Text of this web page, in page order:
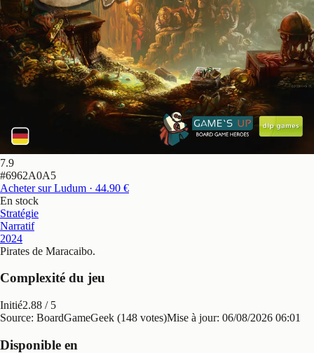
7.9
#6962A0A5
Acheter sur Ludum · 44.90 €
En stock
Stratégie
Narratif
2024
Pirates de Maracaibo.
Complexité du jeu
Initié2.88 / 5
Source: BoardGameGeek (148 votes)Mise à jour: 06/08/2026 06:01
Disponible en